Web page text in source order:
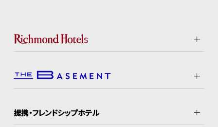
提携・フレンドシップホテル